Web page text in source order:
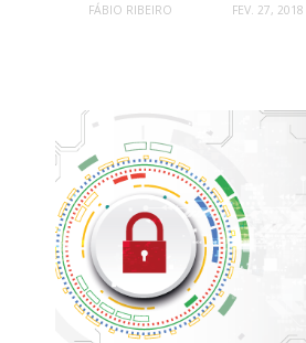
FÁBIO RIBEIRO FEV. 27, 2018